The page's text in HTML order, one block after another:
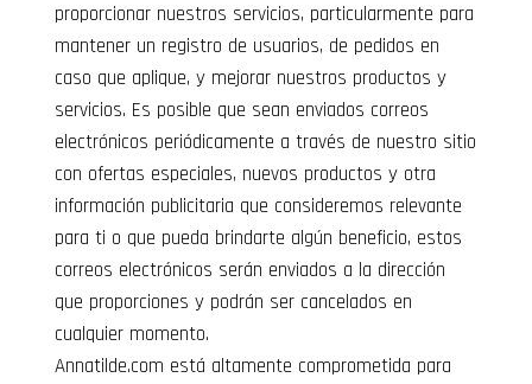
proporcionar nuestros servicios, particularmente para
mantener un registro de usuarios, de pedidos en
caso que aplique, y mejorar nuestros productos y
servicios. Es posible que sean enviados correos
electrónicos periódicamente a través de nuestro sitio
con ofertas especiales, nuevos productos y otra
información publicitaria que consideremos relevante
para ti o que pueda brindarte algún beneficio, estos
correos electrónicos serán enviados a la dirección
que proporciones y podrán ser cancelados en
cualquier momento.
Annatilde.com está altamente comprometida para